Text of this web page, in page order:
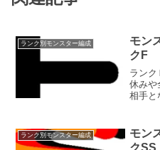
ランク別モンスター編成
モン
クF
ランク
休みや
相手と
勝特典
戦が
ランク別モンスター編成
モン
クSS